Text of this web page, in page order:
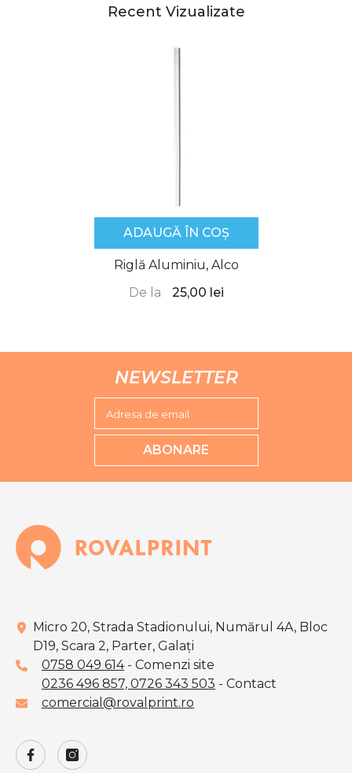
Recent Vizualizate
ADAUGĂ ÎN COȘ
Riglă Aluminiu, Alco
De la
25,00 lei
NEWSLETTER
Adresa de email
ABONARE
Micro 20, Strada Stadionului, Numărul 4A, Bloc
D19, Scara 2, Parter, Galaţi
0758 049 614- Comenzi site
0236 496 857, 0726 343 503 - Contact
comercial@rovalprint.ro